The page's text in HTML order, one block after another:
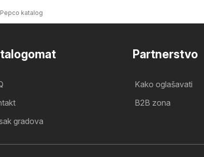
Pepco katalog
gradova
Partnerstvo
Kako oglašavati
B2B zona